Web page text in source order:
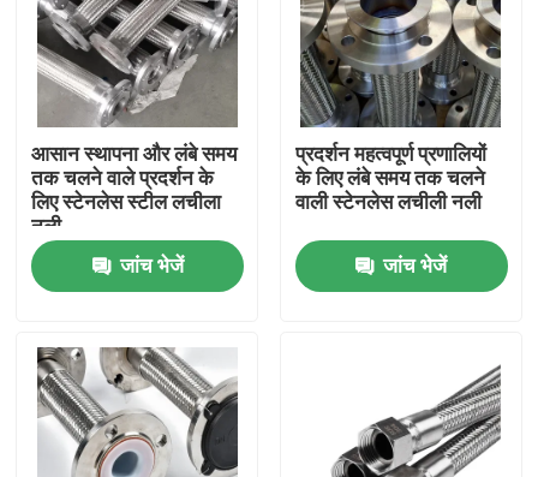
उत्पाद
आसान स्थापना और लंबे समय
तक चलने वाले प्रदर्शन के
लिए स्टेनलेस स्टील लचीला
नली
जांच भेजें
प्रदर्शन महत्वपूर्ण प्रणालियों
के लिए लंबे समय तक चलने
वाली स्टेनलेस लचीली नली
जांच भेजें